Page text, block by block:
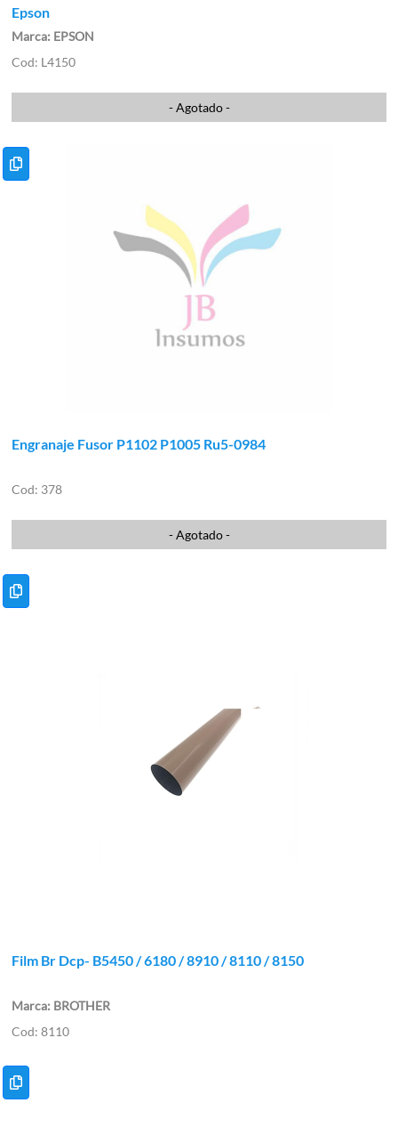
Epson
EPSON
L4150
- Agotado -
Engranaje Fusor P1102 P1005 Ru5-0984
378
- Agotado -
Film Br Dcp- B5450 / 6180 / 8910 / 8110 / 8150
BROTHER
8110